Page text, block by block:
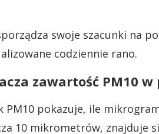
swoje szacunki na
codziennie rano.
zawartość PM10
PM10 pokazuje, ile
10 mikrometrów, znajduje